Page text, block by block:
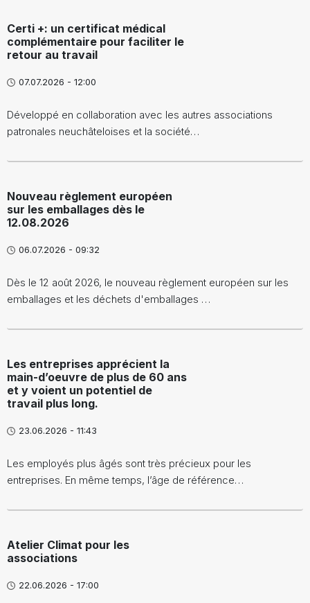
Certi +: un certificat médical
complémentaire pour faciliter le
retour au travail
07.07.2026 - 12:00
Développé en collaboration avec les autres associations
patronales neuchâteloises et la société…
Nouveau règlement européen
sur les emballages dès le
12.08.2026
06.07.2026 - 09:32
Dès le 12 août 2026, le nouveau règlement européen sur les
emballages et les déchets d'emballages …
Les entreprises apprécient la
main-d’oeuvre de plus de 60 ans
et y voient un potentiel de
travail plus long.
23.06.2026 - 11:43
Les employés plus âgés sont très précieux pour les
entreprises. En même temps, l’âge de référence…
Atelier Climat pour les
associations
22.06.2026 - 17:00